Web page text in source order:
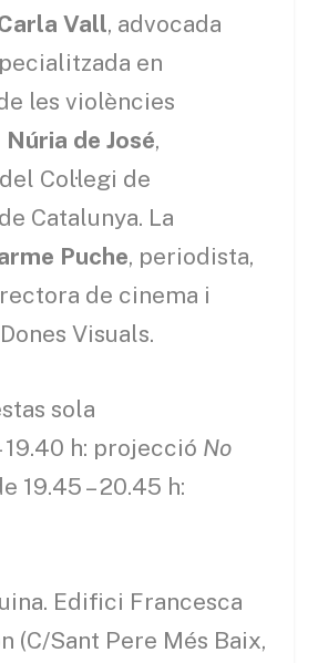
Vall, advocada
en
les violències
Núria de José,
Col·legi de
Catalunya. La
Puche, periodista,
de cinema i
Visuals.
19.40 h: projecció No
19.45 – 20.45 h:
Edifici Francesca
(C/Sant Pere Més Baix,